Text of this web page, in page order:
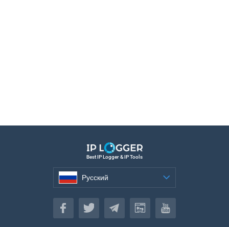
Best IP Logger & IP Tools
Русский
Русский